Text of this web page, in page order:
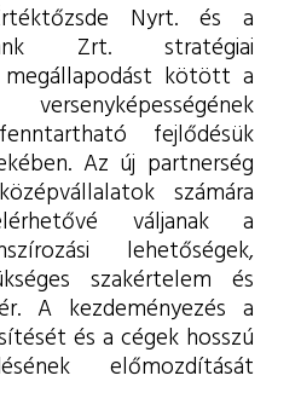
Nyrt. és a
Zrt. stratégiai
kötött a
fejlődésük
Az új partnerség
számára
váljanak a
lehetőségek,
szakértelem és
A kezdeményezés a
és a cégek hosszú
előmozdítását